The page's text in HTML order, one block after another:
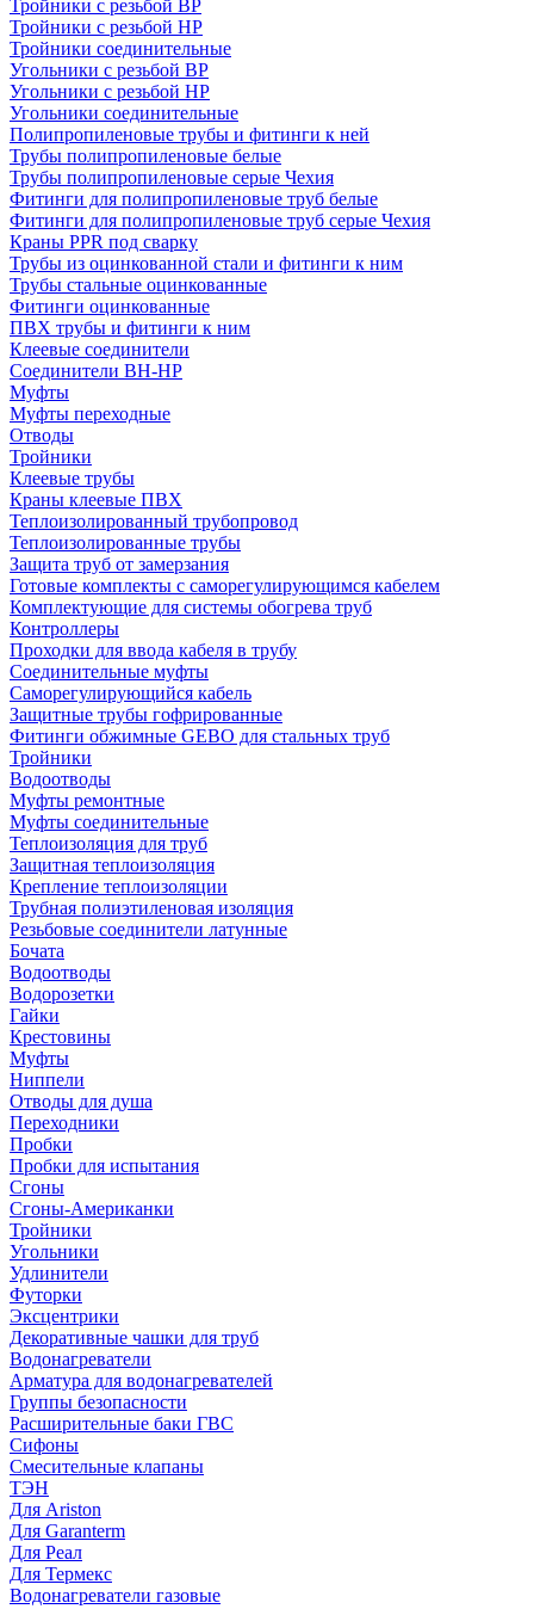
Тройники с резьбой ВР
Тройники с резьбой НР
Тройники соединительные
Угольники с резьбой ВР
Угольники с резьбой НР
Угольники соединительные
Полипропиленовые трубы и фитинги к ней
Трубы полипропиленовые белые
Трубы полипропиленовые серые Чехия
Фитинги для полипропиленовые труб белые
Фитинги для полипропиленовые труб серые Чехия
Краны PPR под сварку
Трубы из оцинкованной стали и фитинги к ним
Трубы стальные оцинкованные
Фитинги оцинкованные
ПВХ трубы и фитинги к ним
Клеевые соединители
Соединители ВН-НР
Муфты
Муфты переходные
Отводы
Тройники
Клеевые трубы
Краны клеевые ПВХ
Теплоизолированный трубопровод
Теплоизолированные трубы
Защита труб от замерзания
Готовые комплекты с саморегулирующимся кабелем
Комплектующие для системы обогрева труб
Контроллеры
Проходки для ввода кабеля в трубу
Соединительные муфты
Саморегулирующийся кабель
Защитные трубы гофрированные
Фитинги обжимные GEBO для стальных труб
Тройники
Водоотводы
Муфты ремонтные
Муфты соединительные
Теплоизоляция для труб
Защитная теплоизоляция
Крепление теплоизоляции
Трубная полиэтиленовая изоляция
Резьбовые соединители латунные
Бочата
Водоотводы
Водорозетки
Гайки
Крестовины
Муфты
Ниппели
Отводы для душа
Переходники
Пробки
Пробки для испытания
Сгоны
Сгоны-Американки
Тройники
Угольники
Удлинители
Футорки
Эксцентрики
Декоративные чашки для труб
Водонагреватели
Арматура для водонагревателей
Группы безопасности
Расширительные баки ГВС
Сифоны
Смесительные клапаны
ТЭН
Для Ariston
Для Garanterm
Для Реал
Для Термекс
Водонагреватели газовые